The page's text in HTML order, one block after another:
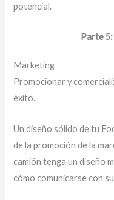
potencial.
Parte
Marketing
Promocionar y
éxito.
Un diseño sólido de tu
de la promoción de la
camión tenga un diseño
cómo comunicarse con